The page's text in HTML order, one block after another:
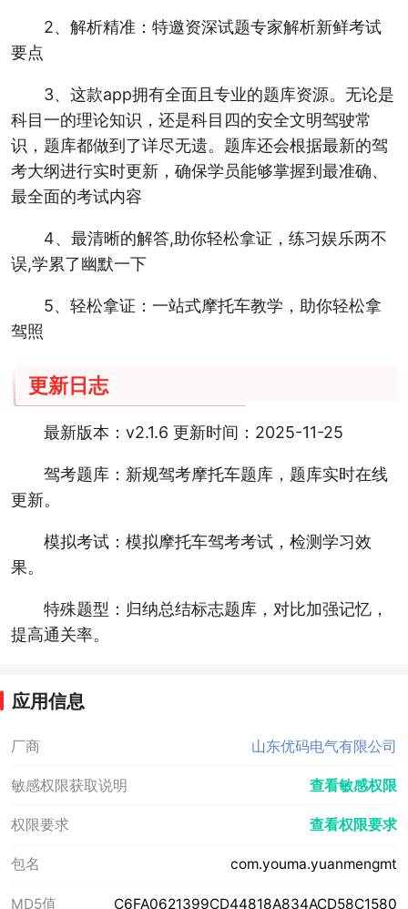
2、解析精准：特邀资深试题专家解析新鲜考试
要点
3、这款app拥有全面且专业的题库资源。无论是
科目一的理论知识，还是科目四的安全文明驾驶常
识，题库都做到了详尽无遗。题库还会根据最新的驾
考大纲进行实时更新，确保学员能够掌握到最准确、
最全面的考试内容
4、最清晰的解答,助你轻松拿证，练习娱乐两不
误,学累了幽默一下
5、轻松拿证：一站式摩托车教学，助你轻松拿
驾照
更新日志
最新版本：v2.1.6 更新时间：2025-11-25
驾考题库：新规驾考摩托车题库，题库实时在线
更新。
模拟考试：模拟摩托车驾考考试，检测学习效
果。
特殊题型：归纳总结标志题库，对比加强记忆，
提高通关率。
应用信息
厂商 山东优码电气有限公司
敏感权限获取说明 查看敏感权限
权限要求 查看权限要求
包名 com.youma.yuanmengmt
MD5值 C6FA0621399CD44818A834ACD58C1580